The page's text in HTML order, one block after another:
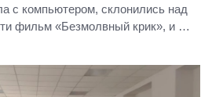
с компьютером, склонились над
фильм «Безмолвный крик», и …